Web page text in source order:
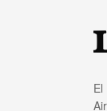
El